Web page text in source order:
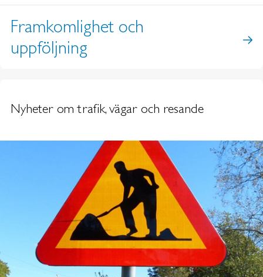
Framkomlighet och
uppföljning
Nyheter om trafik, vägar och resande